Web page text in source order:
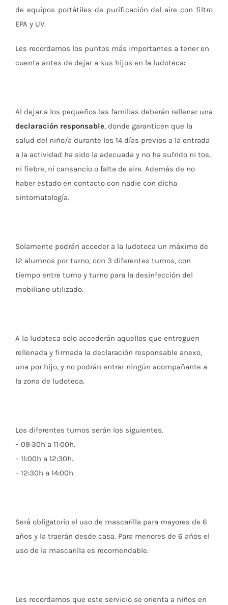
de equipos portátiles de purificación del aire con filtro
EPA y UV.
Les recordamos los puntos más importantes a tener en
cuenta antes de dejar a sus hijos en la ludoteca:
Al dejar a los pequeños las familias deberán rellenar una
declaración responsable, donde garanticen que la
salud del niño/a durante los 14 días previos a la entrada
a la actividad ha sido la adecuada y no ha sufrido ni tos,
ni fiebre, ni cansancio o falta de aire. Además de no
haber estado en contacto con nadie con dicha
sintomatología.
Solamente podrán acceder a la ludoteca un máximo de
12 alumnos por turno, con 3 diferentes turnos, con
tiempo entre turno y turno para la desinfección del
mobiliario utilizado.
A la ludoteca solo accederán aquellos que entreguen
rellenada y firmada la declaración responsable anexo,
una por hijo, y no podrán entrar ningún acompañante a
la zona de ludoteca.
Los diferentes turnos serán los siguientes.
– 09:30h a 11:00h.
– 11:00h a 12:30h.
– 12:30h a 14:00h.
Será obligatorio el uso de mascarilla para mayores de 6
años y la traerán desde casa. Para menores de 6 años el
uso de la mascarilla es recomendable.
Les recordamos que este servicio se orienta a niños en